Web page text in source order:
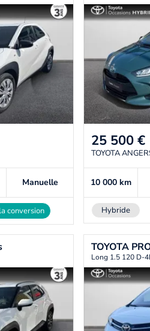
Manuelle
conversion
25 500 €
TOYOTA
10 000 km
Hybride
TOYOTA
Long 1.5 120 D-